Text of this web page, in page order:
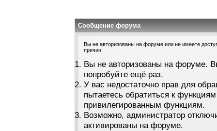
Сообщение форума
Вы не авторизованы на форуме или не имеете
причин:
Вы не авторизованы на форуме.
попробуйте ещё раз.
У вас недостаточно прав для
пытаетесь обратиться к
привилегированным функциям.
Возможно, администратор
активированы на форуме.